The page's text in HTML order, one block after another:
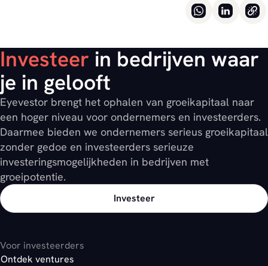
Investeer in bedrijven waar
je in gelooft
Eyevestor brengt het ophalen van groeikapitaal naar
een hoger niveau voor ondernemers en investeerders.
Daarmee bieden we ondernemers serieus groeikapitaal
zonder gedoe en investeerders serieuze
investeringsmogelijkheden in bedrijven met
groeipotentie.
Investeer
Voor investeerders
Ontdek ventures